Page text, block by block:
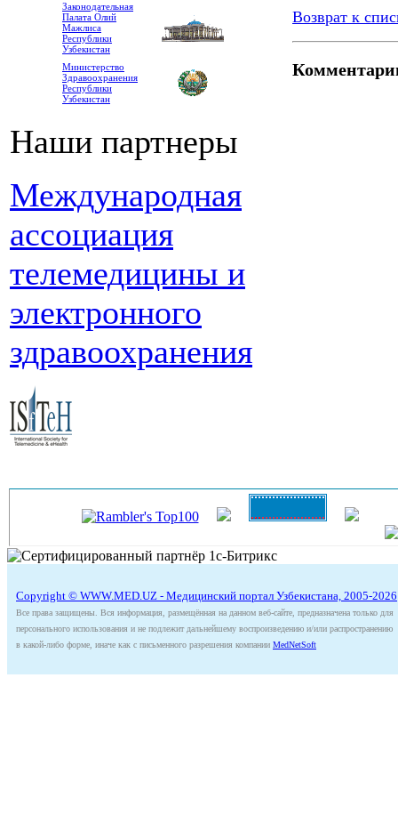
Законодательная
Палата Олий
Мажлиса
Республики
Узбекистан
Министерство
Здравоохранения
Республики
Узбекистан
Наши партнеры
Международная
ассоциация
телемедицины и
электронного
здравоохранения
Возврат к
Copyright © WWW.MED.UZ - Медицинский портал Узбекистана, 2005-2026
Все права защищены. Вся информация, размещённая на данном веб-сайте, предназначена только для
персонального использования и не подлежит дальнейшему воспроизведению и/или распространению
в какой-либо форме, иначе как с письменного разрешения компании MedNetSoft